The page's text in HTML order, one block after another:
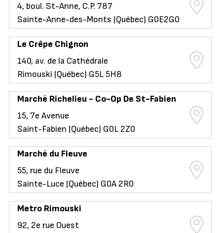
4, boul. St-Anne, C.P. 787
Sainte-Anne-des-Monts (Québec) G0E2G0
Le Crêpe Chignon
140, av. de la Cathédrale
Rimouski (Québec) G5L 5H8
Marché Richelieu - Co-Op De St-Fabien
15, 7e Avenue
Saint-Fabien (Québec) G0L 2Z0
Marché du Fleuve
55, rue du Fleuve
Sainte-Luce (Québec) G0A 2R0
Metro Rimouski
92, 2e rue Ouest